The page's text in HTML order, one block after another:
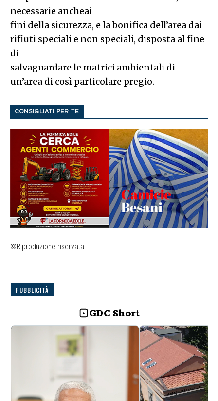
necessarie ancheai
fini della sicurezza, e la bonifica dell’area dai
rifiuti speciali e non speciali, disposta al fine
di
salvaguardare le matrici ambientali di
un’area di così particolare pregio.
CONSIGLIATI PER TE
©Riproduzione riservata
PUBBLICITÀ
GDC Short